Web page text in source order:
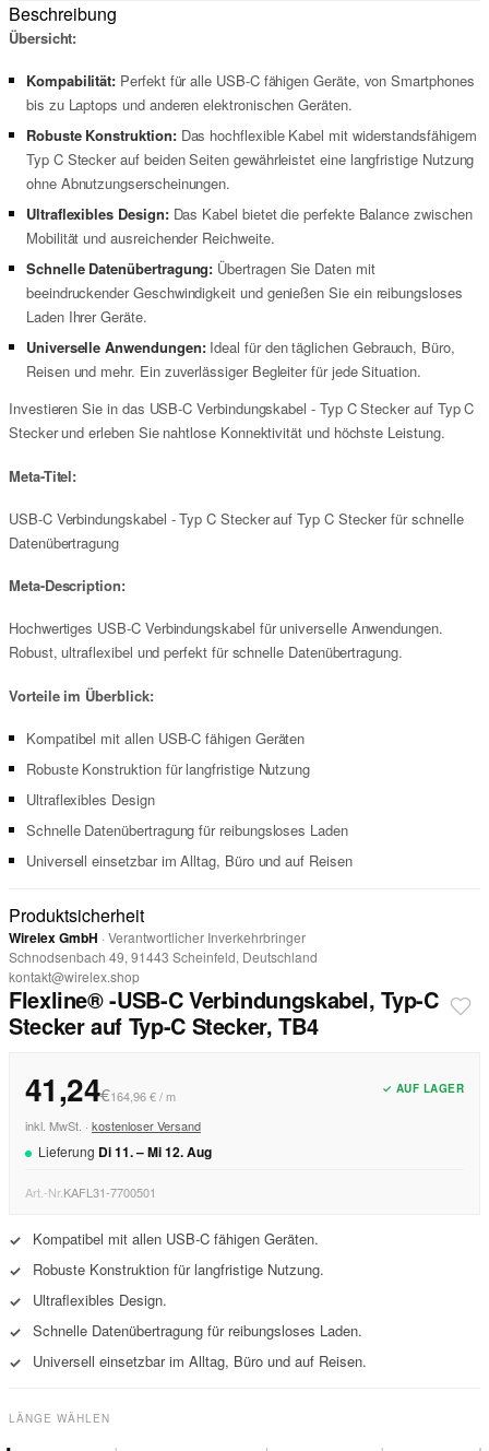
Beschreibung
Übersicht:
Kompabilität: Perfekt für alle USB-C fähigen Geräte, von Smartphones
bis zu Laptops und anderen elektronischen Geräten.
Robuste Konstruktion:Das hochflexible Kabel mit widerstandsfähigem
Typ C Stecker auf beiden Seiten gewährleistet eine langfristige Nutzung
ohne Abnutzungserscheinungen.
Ultraflexibles Design:Das Kabel bietet die perfekte Balance zwischen
Mobilität und ausreichender Reichweite.
Schnelle Datenübertragung: Übertragen Sie Daten mit
beeindruckender Geschwindigkeit und genießen Sie ein reibungsloses
Laden Ihrer Geräte.
Universelle Anwendungen:Ideal für den täglichen Gebrauch, Büro,
Reisen und mehr. Ein zuverlässiger Begleiter für jede Situation.
Investieren Sie in das USB-C Verbindungskabel - Typ C Stecker auf Typ C
Stecker und erleben Sie nahtlose Konnektivität und höchste Leistung.
Meta-Titel:
USB-C Verbindungskabel - Typ C Stecker auf Typ C Stecker für schnelle
Datenübertragung
Meta-Description:
Hochwertiges USB-C Verbindungskabel für universelle Anwendungen.
Robust, ultraflexibel und perfekt für schnelle Datenübertragung.
Vorteile im Überblick:
Kompatibel mit allen USB-C fähigen Geräten
Robuste Konstruktion für langfristige Nutzung
Ultraflexibles Design
Schnelle Datenübertragung für reibungsloses Laden
Universell einsetzbar im Alltag, Büro und auf Reisen
Produktsicherheit
Wirelex GmbH · Verantwortlicher Inverkehrbringer
Schnodsenbach 49, 91443 Scheinfeld, Deutschland
kontakt@wirelex.shop
Flexline® -USB-C Verbindungskabel, Typ-C
Stecker auf Typ-C Stecker, TB4
41,24€164,96 € / m ✓ AUF LAGER
inkl. MwSt. · kostenloser Versand
Lieferung Di11. –Mi12.Aug
Art.-Nr.KAFL31-7700501
✓
Kompatibel mit allen USB-C fähigen Geräten.
✓
Robuste Konstruktion für langfristige Nutzung.
✓
Ultraflexibles Design.
✓ Schnelle Datenübertragung für reibungsloses Laden.
✓
Universell einsetzbar im Alltag, Büro und auf Reisen.
LÄNGE WÄHLEN